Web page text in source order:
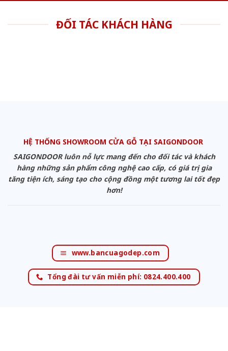
ĐỐI TÁC KHÁCH HÀNG
HỆ THỐNG SHOWROOM CỬA GỖ TẠI SAIGONDOOR
SAIGONDOOR luôn nỗ lực mang đến cho đối tác và khách
hàng những sản phẩm công nghệ cao cấp, có giá trị gia
tăng tiện ích, sáng tạo cho cộng đồng một tương lai tốt đẹp
hơn!
www.bancuagodep.com
Tổng đài tư vấn miễn phí: 0824.400.400